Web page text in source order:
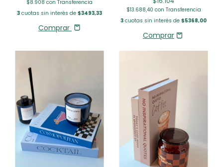
$8.908 con Transferencia
3 cuotas sin interés de $3493,33
Comprar
$13.688,40 con Transferencia
3 cuotas sin interés de $5368,00